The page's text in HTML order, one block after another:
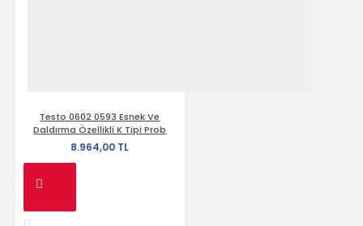
Testo 0602 0593 Esnek Ve
Daldırma Özellikli K Tipi Prob
8.964,00 TL